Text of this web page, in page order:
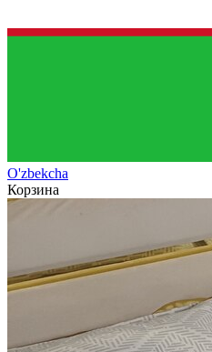
O'zbekcha
Корзина